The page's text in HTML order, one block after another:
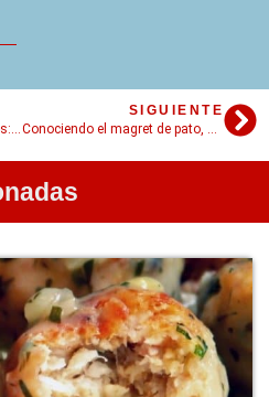
Huevos Divorciados Mexicanos: Una forma divertida y colorida de disfrutar los huevos
SIGUIENTE
Conociendo el magret de pato, una receta popular de la cocina francesa